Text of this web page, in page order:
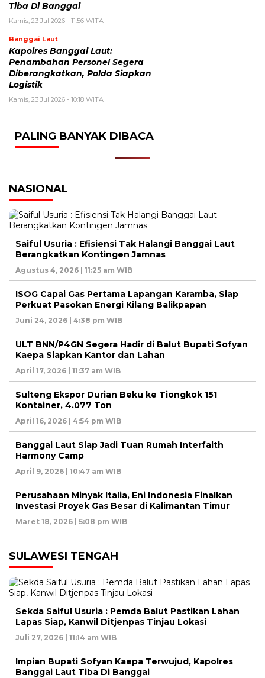
Tiba Di Banggai
Kamis, 23 Jul 2026 - 11:56 WITA
Banggai Laut
Kapolres Banggai Laut:
Penambahan Personel Segera
Diberangkatkan, Polda Siapkan
Logistik
Kamis, 23 Jul 2026 - 10:18 WITA
PALING BANYAK DIBACA
NASIONAL
Saiful Usuria : Efisiensi Tak Halangi Banggai Laut
Berangkatkan Kontingen Jamnas
Agustus 4, 2026 | 11:25 am WIB
ISOG Capai Gas Pertama Lapangan Karamba, Siap
Perkuat Pasokan Energi Kilang Balikpapan
Juni 24, 2026 | 4:38 pm WIB
ULT BNN/P4GN Segera Hadir di Balut Bupati Sofyan
Kaepa Siapkan Kantor dan Lahan
April 17, 2026 | 11:37 am WIB
Sulteng Ekspor Durian Beku ke Tiongkok 151
Kontainer, 4.077 Ton
April 16, 2026 | 4:54 pm WIB
Banggai Laut Siap Jadi Tuan Rumah Interfaith
Harmony Camp
April 9, 2026 | 10:47 am WIB
Perusahaan Minyak Italia, Eni Indonesia Finalkan
Investasi Proyek Gas Besar di Kalimantan Timur
Maret 18, 2026 | 5:08 pm WIB
SULAWESI TENGAH
Sekda Saiful Usuria : Pemda Balut Pastikan Lahan
Lapas Siap, Kanwil Ditjenpas Tinjau Lokasi
Juli 27, 2026 | 11:14 am WIB
Impian Bupati Sofyan Kaepa Terwujud, Kapolres
Banggai Laut Tiba Di Banggai